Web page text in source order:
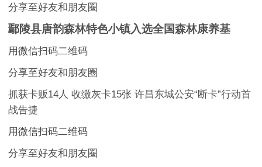
分享至好友和朋友圈
鄢陵县唐韵森林特色小镇入选全国森林康养基
用微信扫码二维码
分享至好友和朋友圈
抓获卡贩14人 收缴灰卡15张 许昌东城公安“断卡”行动首
战告捷
用微信扫码二维码
分享至好友和朋友圈